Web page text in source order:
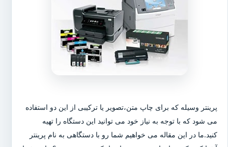
پرینتر وسیله که برای چاپ متن،تصویر یا ترکیبی از این دو استفاده
می شود که با توجه به نیاز خود می توانید این دستگاه را تهیه
کنید.ما در این مقاله می خواهیم شما رو با دستگاهی به نام پرینتر